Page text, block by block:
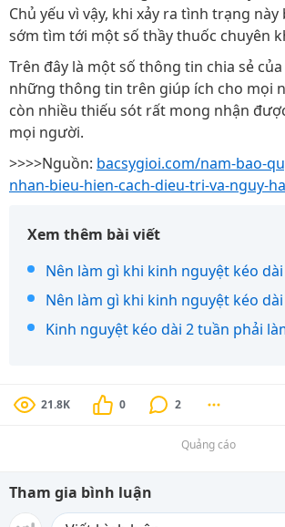
Chủ yếu vì vậy, khi xảy ra tình trạng này
sớm tìm tới một số thầy thuốc chuyên
Trên đây là một số thông tin chia sẻ
những thông tin trên giúp ích cho mọi
còn nhiều thiếu sót rất mong nhận
mọi người.
>>>>Nguồn: bacsygioi.com/nam-bao-
nhan-bieu-hien-cach-dieu-tri-va-nguy-
Xem thêm bài viết
Nên làm gì khi kinh nguyệt kéo
Nên làm gì khi kinh nguyệt kéo
Kinh nguyệt kéo dài 2 tuần phải
21.8K 0 2
Quảng cáo
Tham gia bình luận